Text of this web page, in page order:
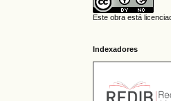
Este obra está
Indexadores